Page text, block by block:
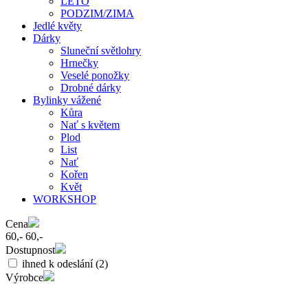
PODZIM/ZIMA
Jedlé květy
Dárky
Sluneční světlohry
Hrnečky
Veselé ponožky
Drobné dárky
Bylinky vážené
Kůra
Nať s květem
Plod
List
Nať
Kořen
Květ
WORKSHOP
Cena
60,- 60,-
Dostupnost
ihned k odeslání(2)
Výrobce